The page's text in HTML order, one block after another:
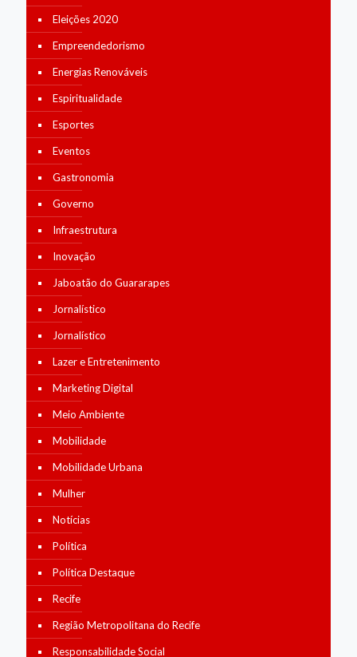
Eleições 2020
Empreendedorismo
Energias Renováveis
Espiritualidade
Esportes
Eventos
Gastronomia
Governo
Infraestrutura
Inovação
Jaboatão do Guararapes
Jornalístico
Jornalístico
Lazer e Entretenimento
Marketing Digital
Meio Ambiente
Mobilidade
Mobilidade Urbana
Mulher
Notícias
Política
Política Destaque
Recife
Região Metropolitana do Recife
Responsabilidade Social